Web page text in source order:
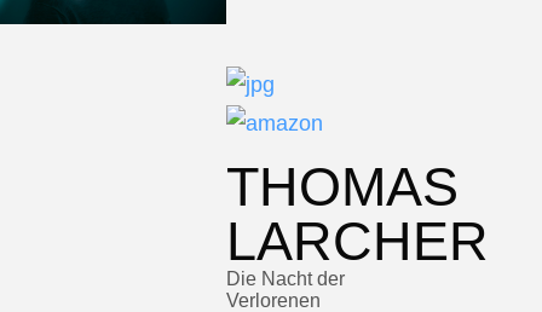
THOMAS
LARCHER
Die Nacht der
Verlorenen